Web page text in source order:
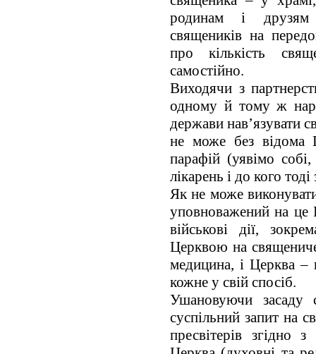
родинам і друзям
священиків на
про кількість
самостійно.
Виходячи з
одному й тому ж
держави нав’язувати
не може без відома
парафій (уявімо
лікарень і до кого
Як не може
уповноважений на це
військові дії,
Церквою на
медицина, і Церква –
кожне у свій спосіб.
Ушановуючи засаду
суспільний запит на
пресвітерів згідно